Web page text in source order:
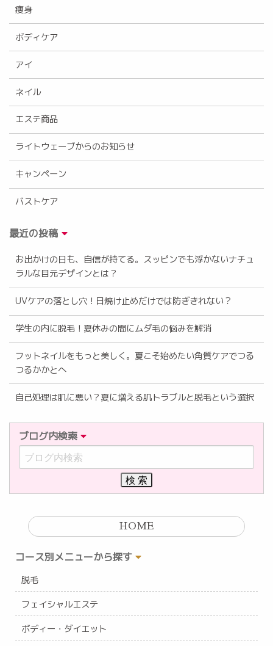
痩身
ボディケア
アイ
ネイル
エステ商品
ライトウェーブからのお知らせ
キャンペーン
バストケア
最近の投稿
お出かけの日も、自信が持てる。スッピンでも浮かないナチュ
ラルな目元デザインとは？
UVケアの落とし穴！日焼け止めだけでは防ぎきれない？
学生の内に脱毛！夏休みの間にムダ毛の悩みを解消
フットネイルをもっと美しく。夏こそ始めたい角質ケアでつる
つるかかとへ
自己処理は肌に悪い？夏に増える肌トラブルと脱毛という選択
ブログ内検索
HOME
コース別メニューから探す
脱毛
フェイシャルエステ
ボディー・ダイエット